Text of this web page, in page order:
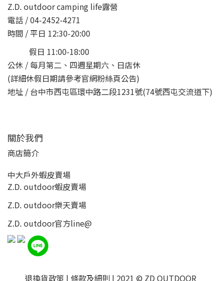
Z.D. outdoor camping life露營
電話 / 04-2452-4271
時間 / 平日 12:30-20:00
假日 11:00-18:00
公休 / 每月第二、四週星期六、日店休
(詳細休假日期請參考官網粉絲頁公告)
地址 / 台中市西屯區環中路二段1231號(74號西屯交流道下)
關於我們
商店簡介
中大戶外蝦皮賣場
Z.D. outdoor蝦皮賣場
Z.D. outdoor樂天賣場
Z.D. outdoor官方line@
退換貨政策 | 條款及細則 | 2021 © ZD OUTDOOR